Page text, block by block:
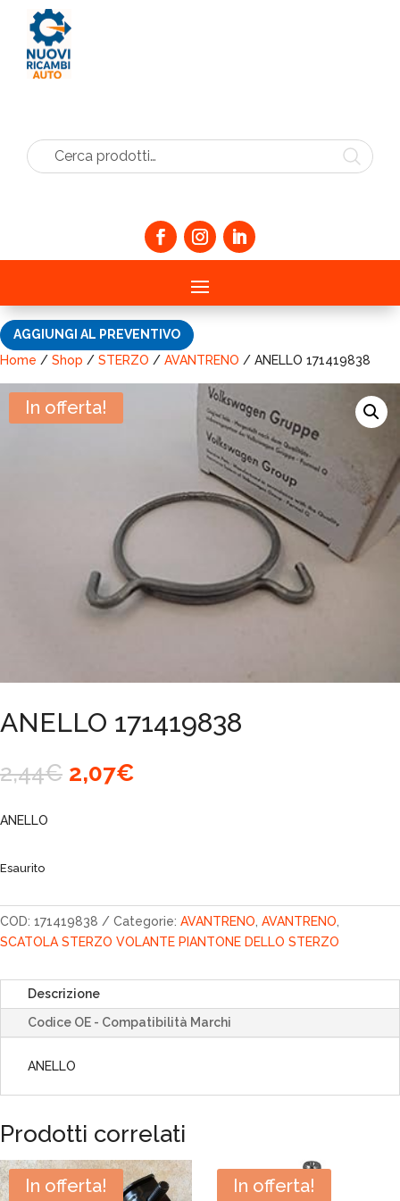
Cerca prodotti…
AGGIUNGI AL PREVENTIVO
Home / Shop / STERZO / AVANTRENO / ANELLO 171419838
In offerta!
ANELLO 171419838
2,44€ Il
prezzo
2,07€
ANELLO
Esaurito
COD: 171419838 Categorie: AVANTRENO, AVANTRENO,
SCATOLA STERZO VOLANTE PIANTONE DELLO STERZO
Descrizione
Codice OE - Compatibilità Marchi
ANELLO
Prodotti correlati
In offerta! In offerta!